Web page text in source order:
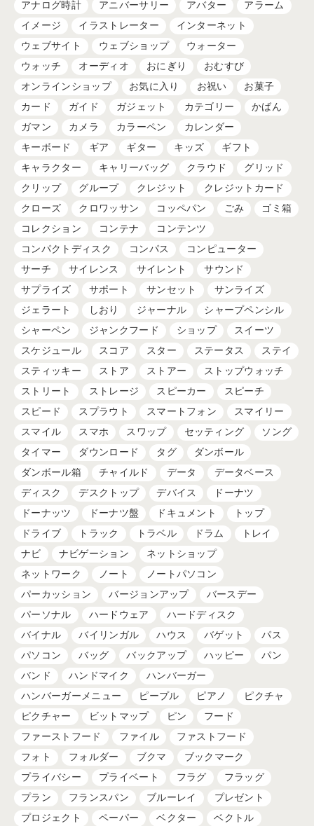
アナログ時計 アニバーサリー アバター
アラーム
イメージ
イラストレーター
インターネット
ウェブサイト
ウェブショップ
ウォーター
ウォッチ
オーディオ おにぎり
おむすび
オンラインショップ
お気に入り お祝い
お菓子
カード
ガイド ガジェット カテゴリー
かばん
ガマン
カメラ カラーペン
カレンダー
キーボード
ギア ギター キッズ
ギフト
キャラクター
キャリーバッグ クラウド
グリッド
クリップ
グループ クレジット
クレジットカード
クローズ
クロワッサン コッペパン ごみ
ゴミ箱
コレクション
コンテナ
コンテンツ
コンパクトディスク
コンパス
コンピューター
サーチ
サイレンス サイレント
サウンド
サプライズ
サポート サンセット
サンライズ
ジェラート
しおり ジャーナル
シャープペンシル
シャーペン
ジャンクフード ショップ
スイーツ
スケジュール
スコア スター ステータス
ステイ
スティッキー
ストア ストアー
ストップウォッチ
ストリート
ストレージ スピーカー
スピーチ
スピード
スプラウト スマートフォン
スマイリー
スマイル
スマホ スワップ セッティング
ソング
タイマー
ダウンロード タグ
ダンボール
ダンボール箱
チャイルド データ
データベース
ディスク
デスクトップ デバイス
ドーナツ
ドーナッツ
ドーナツ盤 ドキュメント
トップ
ドライブ
トラック トラベル ドラム
トレイ
ナビ
ナビゲーション
ネットショップ
ネットワーク
ノート
ノートパソコン
パーカッション
バージョンアップ
バースデー
パーソナル
ハードウェア
ハードディスク
バイナル
バイリンガル ハウス バゲット
パス
パソコン
バッグ バックアップ ハッピー
パン
バンド
ハンドマイク
ハンバーガー
ハンバーガーメニュー
ピープル ピアノ
ピクチャ
ピクチャー
ビットマップ ピン
フード
ファーストフード
ファイル
ファストフード
フォト
フォルダー ブクマ
ブックマーク
プライバシー
プライベート フラグ
フラッグ
プラン
フランスパン ブルーレイ
プレゼント
プロジェクト
ペーパー ベクター
ベクトル